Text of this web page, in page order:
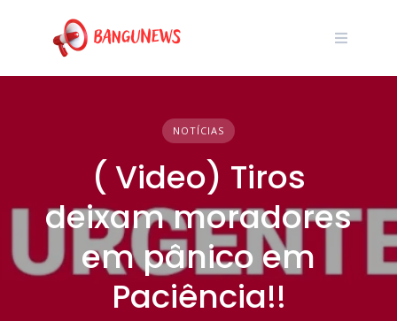
NOTÍCIAS
( Video) Tiros
deixam moradores
em pânico em
Paciência!!